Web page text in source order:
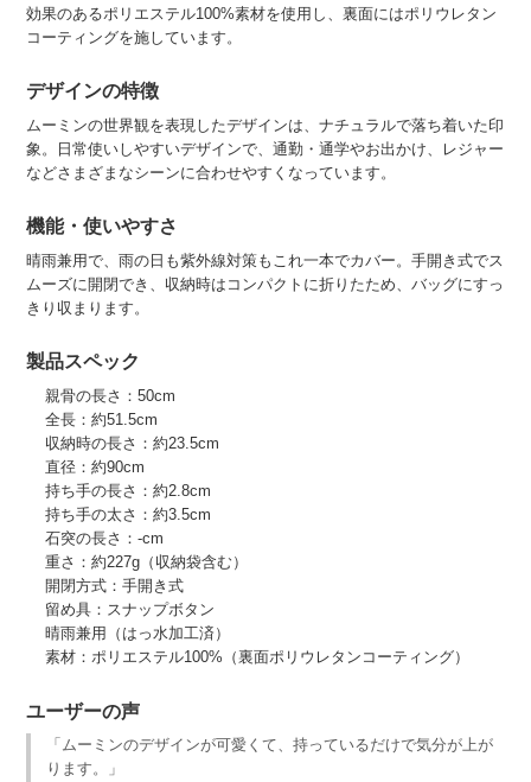
効果のあるポリエステル100%素材を使用し、裏面にはポリウレタン
コーティングを施しています。
デザインの特徴
ムーミンの世界観を表現したデザインは、ナチュラルで落ち着いた印
象。日常使いしやすいデザインで、通勤・通学やお出かけ、レジャー
などさまざまなシーンに合わせやすくなっています。
機能・使いやすさ
晴雨兼用で、雨の日も紫外線対策もこれ一本でカバー。手開き式でス
ムーズに開閉でき、収納時はコンパクトに折りたため、バッグにすっ
きり収まります。
製品スペック
親骨の長さ：50cm
全長：約51.5cm
収納時の長さ：約23.5cm
直径：約90cm
持ち手の長さ：約2.8cm
持ち手の太さ：約3.5cm
石突の長さ：-cm
重さ：約227g（収納袋含む）
開閉方式：手開き式
留め具：スナップボタン
晴雨兼用（はっ水加工済）
素材：ポリエステル100%（裏面ポリウレタンコーティング）
ユーザーの声
「ムーミンのデザインが可愛くて、持っているだけで気分が上が
ります。」